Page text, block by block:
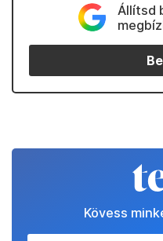
Állítsd
Kövess